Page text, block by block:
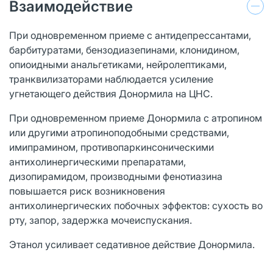
Взаимодействие
При одновременном приеме с антидепрессантами,
барбитуратами, бензодиазепинами, клонидином,
опиоидными анальгетиками, нейролептиками,
транквилизаторами наблюдается усиление
угнетающего действия Донормила на ЦНС.
При одновременном приеме Донормила с атропином
или другими атропиноподобными средствами,
имипрамином, противопаркинсоническими
антихолинергическими препаратами,
дизопирамидом, производными фенотиазина
повышается риск возникновения
антихолинергических побочных эффектов: сухость во
рту, запор, задержка мочеиспускания.
Этанол усиливает седативное действие Донормила.